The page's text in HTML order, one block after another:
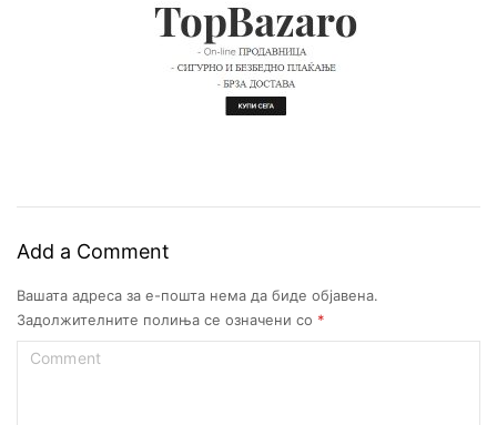
Add a Comment
Вашата адреса за е-пошта нема да биде објавена.
Задолжителните полиња се означени со *